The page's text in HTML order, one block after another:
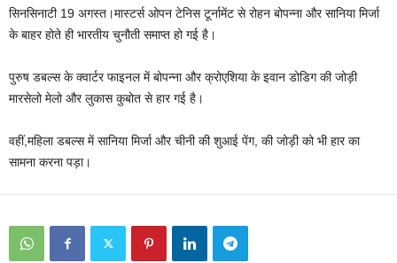
सिनसिनाटी 19 अगस्त।मास्टर्स ओपन टेनिस टूर्नामेंट से रोहन बोपन्ना और सानिया मिर्जा
के बाहर होते ही भारतीय चुनौती समाप्त हो गई है।
पुरुष डबल्स के क्वार्टर फाइनल में बोपन्ना और क्रोएशिया के इवान डोडिग की जोड़ी
मारसेलो मेलो और लुकास कुबोत से हार गई है।
वहीं,महिला डबल्‍स में सानिया मिर्जा और चीनी की शुआई पेंग, की जोड़ी को भी हार का
सामना करना पड़ा।